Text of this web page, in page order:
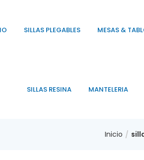
SILLAS PLEGABLES MESAS &
SILLAS RESINA MANTELERIA
Inicio